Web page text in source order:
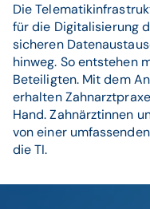
Die
für die Digitalisierung
sicheren
hinweg. So entstehen
Beteiligten. Mit dem
erhalten
Hand. Zahnärztinnen
von einer
die TI.